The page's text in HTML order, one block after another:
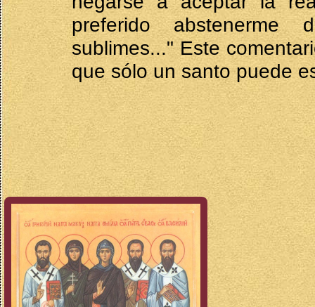
preferido abstenerme
sublimes..." Este
que sólo un santo puede